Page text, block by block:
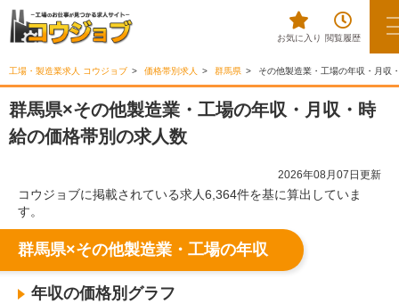
お気に入り 閲覧履歴
工場・製造業求人 コウジョブ 価格帯別求人 群馬県 その他製造業・工場の年収・月収
群馬県×その他製造業・工場の年収・月収・時
給の価格帯別の求人数
2026年08月07日更新
コウジョブに掲載されている求人6,364件を基に算出していま
す。
群馬県×その他製造業・工場の年収
年収の価格別グラフ